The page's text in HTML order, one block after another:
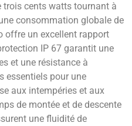
trois cents watts tournant à
consommation globale de
offre un excellent rapport
IP 67 garantit une
et une résistance à
essentiels pour une
aux intempéries et aux
de montée et de descente
une fluidité de